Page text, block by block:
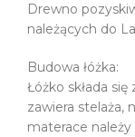
Drewno
należących do
Budowa łóżka:
Łóżko składa
zawiera stelaża,
materace należy